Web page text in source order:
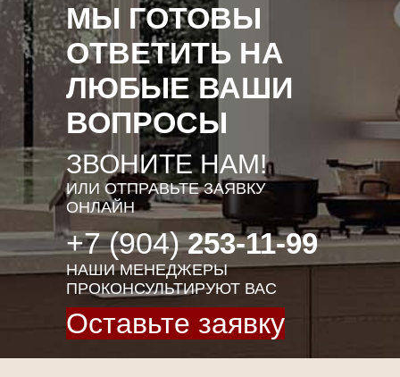
МЫ ГОТОВЫ
ОТВЕТИТЬ НА
ЛЮБЫЕ ВАШИ
ВОПРОСЫ
ЗВОНИТЕ НАМ!
ИЛИ ОТПРАВЬТЕ ЗАЯВКУ
ОНЛАЙН
+7 (904)253-11-99
НАШИ МЕНЕДЖЕРЫ
ПРОКОНСУЛЬТИРУЮТ ВАС
Оставьте заявку